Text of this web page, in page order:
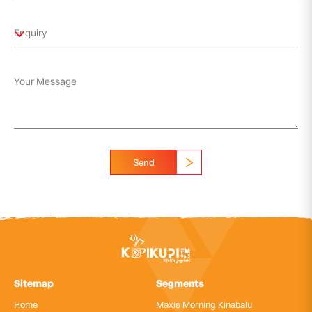
Send
Sitemap
Home
Segments
Maxis Morning Kinabalu